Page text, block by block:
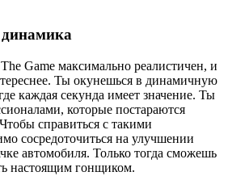
динамика
Game максимально реалистичен, и
Ты окунешься в динамичную
каждая секунда имеет значение. Ты
которые постараются
справиться с такими
сосредоточиться на улучшении
автомобиля. Только тогда сможешь
настоящим гонщиком.